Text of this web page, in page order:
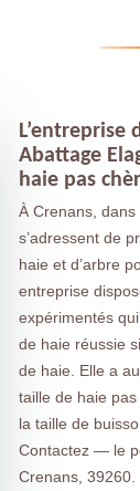
L’entreprise
Abattage
haie pas
À Crenans,
s’adressent de
haie et d’arbre
entreprise
expérimentés
de haie réussie
de haie. Elle a
taille de haie
la taille de
Contactez — le
Crenans, 39260.